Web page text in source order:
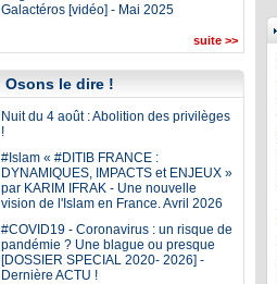
Galactéros [vidéo] - Mai 2025
suite >>
Osons le dire !
Nuit du 4 août : Abolition des privilèges
!
#Islam « #DITIB FRANCE :
DYNAMIQUES, IMPACTS et ENJEUX »
par KARIM IFRAK - Une nouvelle
vision de l'Islam en France. Avril 2026
#COVID19 - Coronavirus : un risque de
pandémie ? Une blague ou presque
[DOSSIER SPECIAL 2020- 2026] -
Dernière ACTU !